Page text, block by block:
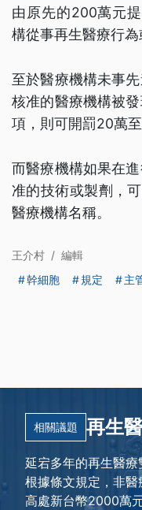
由原先的200萬元
構從事再生醫療行為
至於醫療機構未事
核准的醫療機構被
項，則可開罰20萬至
而醫療機構如果在
准的技術或製劑，
醫療機構名稱。
王介村 / 編輯
幹細胞
規定 主
相關議題 再生
延宕多年的再生醫
根據條文規定，非
高處新台幣2000萬